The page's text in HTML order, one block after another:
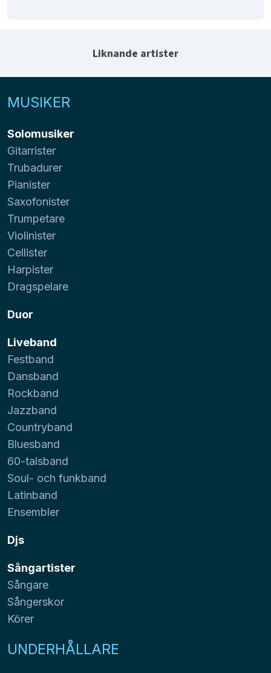
Liknande artister
MUSIKER
Solomusiker
Gitarrister
Trubadurer
Pianister
Saxofonister
Trumpetare
Violinister
Cellister
Harpister
Dragspelare
Duor
Liveband
Festband
Dansband
Rockband
Jazzband
Countryband
Bluesband
60-talsband
Soul- och funkband
Latinband
Ensembler
Djs
Sångartister
Sångare
Sångerskor
Körer
UNDERHÅLLARE